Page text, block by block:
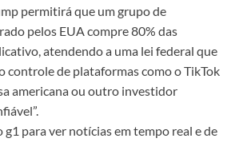
permitirá que um grupo de
pelos EUA compre 80% das
atendendo a uma lei federal que
controle de plataformas como o TikTok
americana ou outro investidor
g1 para ver notícias em tempo real e de